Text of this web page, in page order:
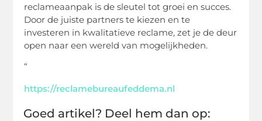
reclameaanpak is de sleutel tot groei en succes.
Door de juiste partners te kiezen en te
investeren in kwalitatieve reclame, zet je de deur
open naar een wereld van mogelijkheden.
“
https://reclamebureaufeddema.nl
Goed artikel? Deel hem dan op: